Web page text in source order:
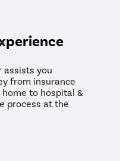
assists you
from insurance
to hospital &
process at the